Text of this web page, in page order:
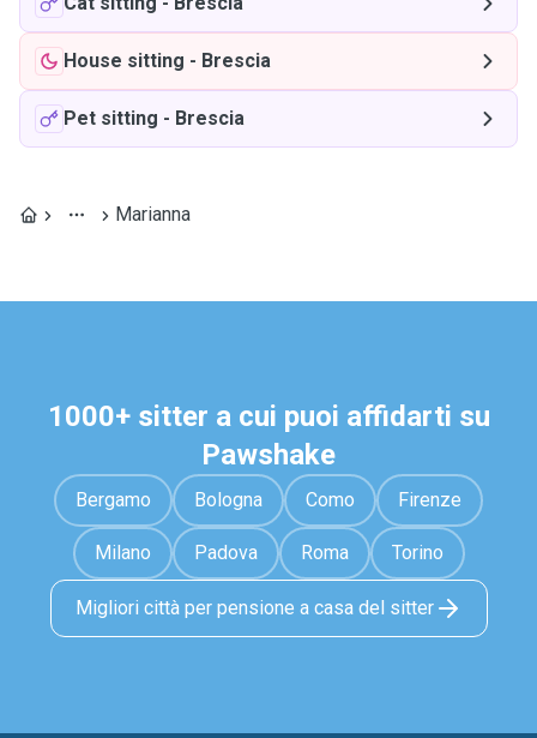
House sitting - Brescia
Pet sitting - Brescia
Marianna
1000+ sitter a cui puoi affidarti su
Pawshake
Bergamo Bologna Como Firenze
Milano Padova Roma Torino
Migliori città per pensione a casa del sitter